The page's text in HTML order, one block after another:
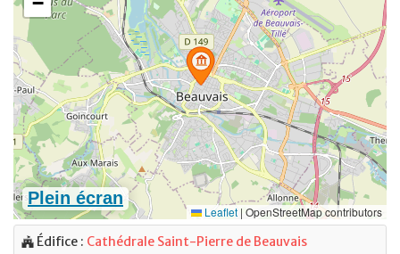
Édifice : Cathédrale Saint-Pierre de Beauvais